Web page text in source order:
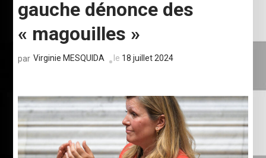
gauche dénonce des
« magouilles »
par Virginie MESQUIDA le 18 juillet 2024